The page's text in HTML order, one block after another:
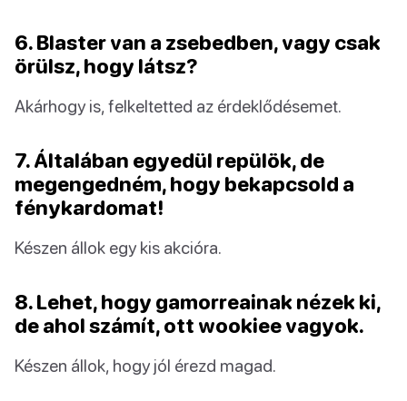
6. Blaster van a zsebedben, vagy csak
örülsz, hogy látsz?
Akárhogy is, felkeltetted az érdeklődésemet.
7. Általában egyedül repülök, de
megengedném, hogy bekapcsold a
fénykardomat!
Készen állok egy kis akcióra.
8. Lehet, hogy gamorreainak nézek ki,
de ahol számít, ott wookiee vagyok.
Készen állok, hogy jól érezd magad.